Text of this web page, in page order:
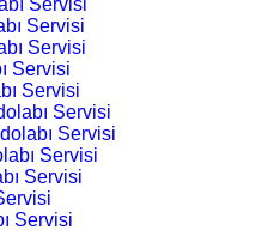
Servisi
Servisi
Servisi
Servisi
Servisi
Servisi
Servisi
Servisi
Servisi